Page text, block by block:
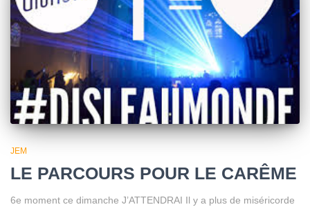
JEM
LE PARCOURS POUR LE CARÊME
6e moment ce dimanche J’ATTENDRAI Il y a plus de miséricorde